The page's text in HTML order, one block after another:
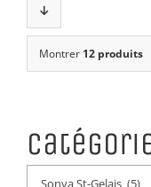
Montrer 12 produits
Sonya St-Gelais (5)